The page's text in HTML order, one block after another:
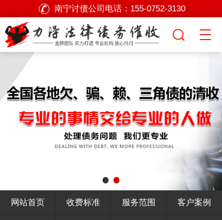
南宁讨债公司电话： 155-0752-3130
网站首页 收费标准 服务范围 客户案例